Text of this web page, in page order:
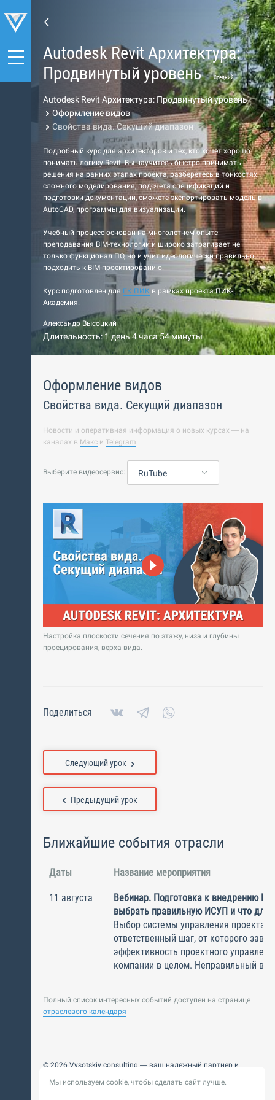
Autodesk Revit Архитектура:
Продвинутый уровень
Средний
Autodesk Revit Архитектура: Продвинутый уровень
Оформление видов
Свойства вида. Секущий диапазон
Подробный курс для архитекторов и тех, кто хочет хорошо
понимать логику Revit. Вы научитесь быстро принимать
решения на ранних этапах проекта, разберетесь в тонкостях
сложного моделирования, подсчета спецификаций и
подготовки документации, сможете экспортировать модель в
AutoCAD, программы для визуализации.
Учебный процесс основан на многолетнем опыте
преподавания BIM-технологии и широко затрагивает не
только функционал ПО, но и учит идеологически правильно
подходить к BIM-проектированию.
Курс подготовлен для ГК ПИК в рамках проекта ПИК-
Академия.
Александр Высоцкий
Длительность: 1 день 4 часа 54 минуты
Оформление видов
Свойства вида. Секущий диапазон
Новости и оперативная информация о новых курсах — на
каналах в Макс и Telegram.
Выберите видеосервис: RuTube
Настройка плоскости сечения по этажу, низа и глубины
проецирования, верха вида.
Поделиться
Предыдущий урок
Следующий урок
Ближайшие события отрасли
Даты Название мероприятия
11 августа
Вебинар. Подготовка к внедрению
выбрать правильную ИСУП и что для
Выбор системы управления
ответственный шаг, от которого
эффективность проектного
компании в целом. Неправильный
Полный список интересных событий доступен на странице
отраслевого календаря
© 2026 Vysotskiy consulting — ваш надежный партнер и
Цифровизация, BIM, ИИ. Внедряем и оптимизируем
Мы используем cookie, чтобы сделать сайт лучше.